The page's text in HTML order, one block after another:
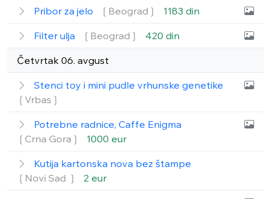
Pribor za jelo ❲Beograd❳ 1183 din
Filter ulja ❲Beograd❳ 420 din
Četvrtak 06. avgust
Stenci toy i mini pudle vrhunske genetike
❲Vrbas❳
Potrebne radnice, Caffe Enigma
❲Crna Gora❳
1000 eur
Kutija kartonska nova bez štampe
❲Novi Sad ❳
2 eur